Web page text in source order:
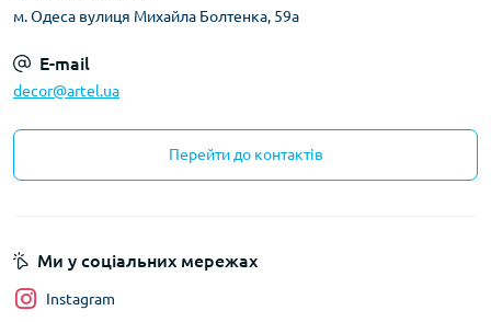
м. Одеса вулиця Михайла Болтенка, 59а
E-mail
decor@artel.ua
Перейти до контактів
Ми у соціальних мережах
Instagram